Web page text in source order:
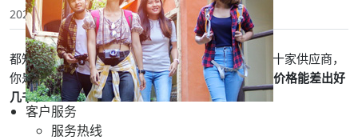
客户服务
服务热线
2025-11-19 17:32 保游网
都知道旅行社责任险是"强制险种"
，但面对眼前几十家供应商，
你是否也觉得烦躁——差不多的保障项目，为什么价格能差出好
几千？